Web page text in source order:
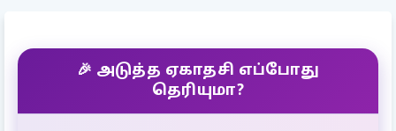
🎉 அடுத்த ஏகாதசி எப்போது
தெரியுமா?